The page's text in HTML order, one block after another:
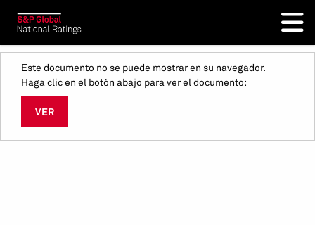
Este documento no se puede mostrar en su navegador.
Haga clic en el botón abajo para ver el documento:
VER